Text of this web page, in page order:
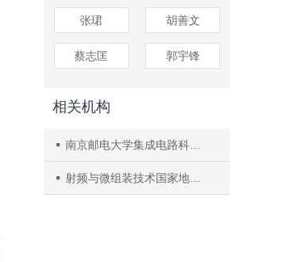
张珺 胡善文
蔡志匡 郭宇锋
相关机构
南京邮电大学集成电路科学与工程学院(产教融合学院)
射频与微组装技术国家地方联合工程实验室